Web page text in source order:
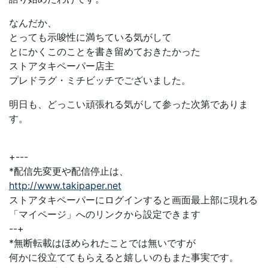
なんだか、
とっても示唆性に満ちている気がして
とにかくこのことを書き留めておきたかった
ストアタキペーパー店主
プレドラグ・ミチビッチでございました。
明日も、どっこい頑張れる気がして参った次第でありま
す。
+---
*配信先変更や配信停止は、
http://www.takipaper.net
ストアタキペーパーにログインすると画面最上部に現れる
「マイページ」へのリンクから設定できます
--+
*無断転載はほめられたことでは無いですが
何かに役立ててもらえると嬉しいのもまた事実です。